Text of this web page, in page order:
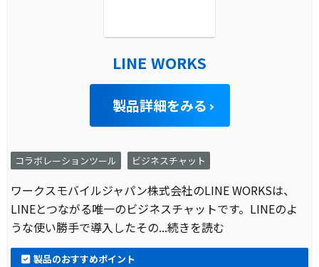
LINE WORKS
製品詳細をみる
コラボレーションツール ビジネスチャット
ワークスモバイルジャパン株式会社のLINE WORKSは、
LINEとつながる唯一のビジネスチャットです。LINEのよ
うな使い勝手で導入したその...続きを読む
製品のおすすめポイント